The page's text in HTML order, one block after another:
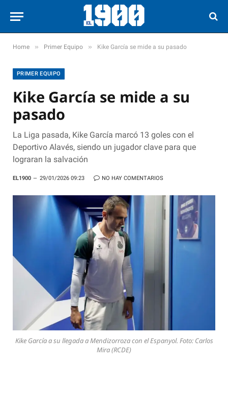
Home » Primer Equipo » Kike García se mide a su pasado
PRIMER EQUIPO
Kike García se mide a su
pasado
La Liga pasada, Kike García marcó 13 goles con el
Deportivo Alavés, siendo un jugador clave para que
lograran la salvación
EL1900 29/01/2026 09:23 NO HAY COMENTARIOS
Kike García a su llegada a Mendizorroza con el Espanyol. Foto: Carlos
Mira (RCDE)